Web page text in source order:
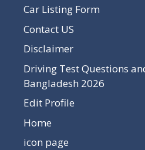
Car Listing Form
Contact US
Disclaimer
Driving Test Questions
Bangladesh 2026
Edit Profile
Home
icon page